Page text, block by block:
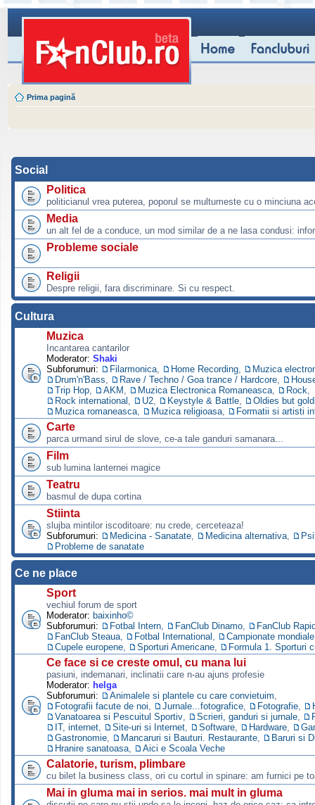
Prima pagină
Social
Politica
politicianul vrea puterea, poporul se multumeste cu o minciuna
Media
un alt fel de a conduce, un mod similar de a ne lasa condusi:
Probleme sociale
Religii
Despre religii, fara discriminare. Si cu respect.
Cultura
Muzica
Incantarea cantarilor
Moderator: Shaki
Subforumuri:
Filarmonica Home Recording
Muzica
Drum'n'Bass
Rave / Techno / Goa trance / Hardcore
Trip Hop
AKM Muzica Electronica Romaneasca Rock
Rock international
U2 Keystyle & Battle
Oldies but
Muzica romaneasca
Muzica religioasa Formatii si artisti
Carte
parca urmand sirul de slove, ce-a tale ganduri samanara...
Film
sub lumina lanternei magice
Teatru
basmul de dupa cortina
Stiinta
slujba mintilor iscoditoare: nu crede, cerceteaza!
Subforumuri:
Medicina - Sanatate Medicina alternativa
Probleme de sanatate
Ce ne place
Sport
vechiul forum de sport
Moderator: baixinho©
Subforumuri:
Fotbal Intern FanClub Dinamo
FanClub
FanClub Steaua
Fotbal International
Campionate
Cupele europene
Sporturi Americane Formula 1. Sporturi
Ce face si ce creste omul, cu mana lui
pasiuni, indemanari, inclinatii care n-au ajuns profesie
Moderator: helga
Subforumuri:
Animalele si plantele cu care convietuim
Fotografii facute de noi
Jurnale...fotografice Fotografie
Vanatoarea si Pescuitul Sportiv
Scrieri, ganduri si jurnale
IT, internet
Site-uri si Internet Software Hardware
Gastronomie
Mancaruri si Bauturi. Restaurante
Baruri si
Hranire sanatoasa
Aici e Scoala Veche
Calatorie, turism, plimbare
cu bilet la business class, ori cu cortul in spinare: am furnici pe
Mai in gluma mai in serios. mai mult in gluma